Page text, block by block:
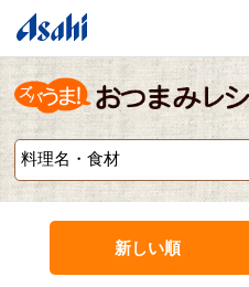
新しい順